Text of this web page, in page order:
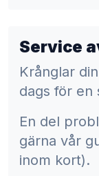
Service
Krånglar
dags för en
En del
gärna vår
inom kort).